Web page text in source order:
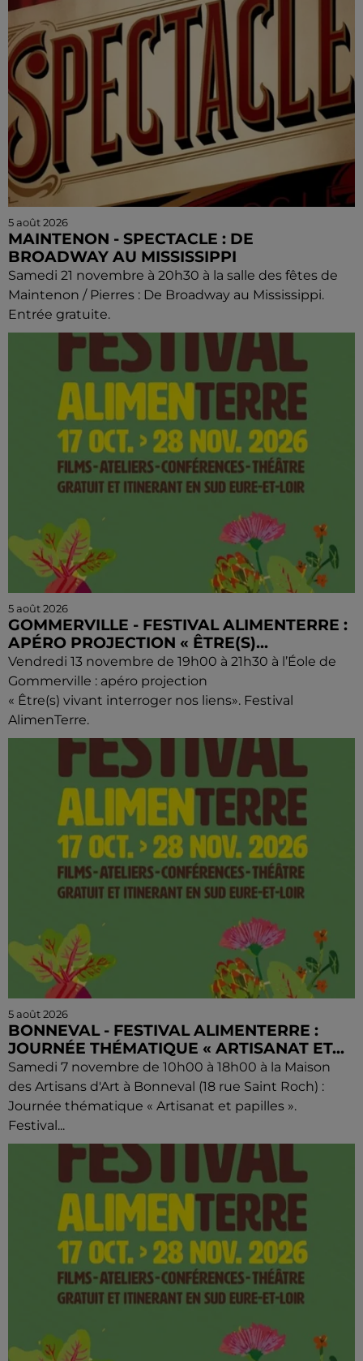
5 août 2026
MAINTENON - SPECTACLE : DE
BROADWAY AU MISSISSIPPI
Samedi 21 novembre à 20h30 à la salle des fêtes de
Maintenon / Pierres : De Broadway au Mississippi.
Entrée gratuite.
5 août 2026
GOMMERVILLE - FESTIVAL ALIMENTERRE :
APÉRO PROJECTION « ÊTRE(S)...
Vendredi 13 novembre de 19h00 à 21h30 à l’Éole de
Gommerville : apéro projection
« Être(s) vivant interroger nos liens». Festival
AlimenTerre.
5 août 2026
BONNEVAL - FESTIVAL ALIMENTERRE :
JOURNÉE THÉMATIQUE « ARTISANAT ET...
Samedi 7 novembre de 10h00 à 18h00 à la Maison
des Artisans d'Art à Bonneval (18 rue Saint Roch) :
Journée thématique « Artisanat et papilles ».
Festival...